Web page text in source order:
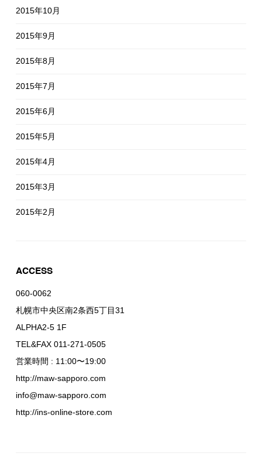
2015年10月
2015年9月
2015年8月
2015年7月
2015年6月
2015年5月
2015年4月
2015年3月
2015年2月
ACCESS
060-0062
札幌市中央区南2条西5丁目31
ALPHA2-5 1F
TEL&FAX 011-271-0505
営業時間 : 11:00〜19:00
http://maw-sapporo.com
info@maw-sapporo.com
http://ins-online-store.com